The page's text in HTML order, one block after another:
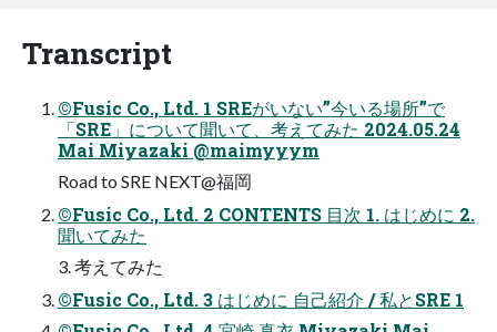
Transcript
©Fusic Co., Ltd. 1 SREがいない”今いる場所”で
「SRE」について聞いて、考えてみた 2024.05.24
Mai Miyazaki @maimyyym
Road to SRE NEXT@福岡
©Fusic Co., Ltd. 2 CONTENTS ⽬次 1. はじめに 2.
聞いてみた
3. 考えてみた
©Fusic Co., Ltd. 3 はじめに ⾃⼰紹介 / 私とSRE 1